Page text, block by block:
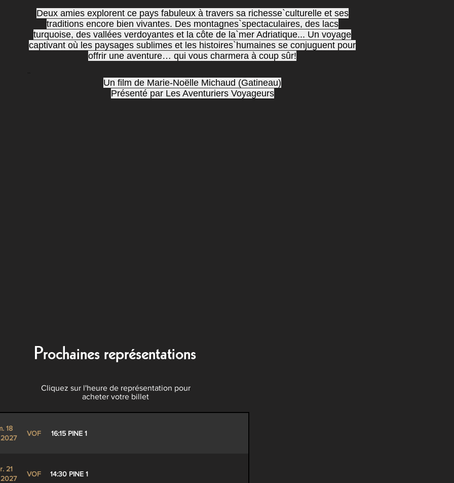
Deux amies explorent ce pays fabuleux à travers sa richesse`culturelle et ses
traditions encore bien vivantes. Des montagnes`spectaculaires, des lacs
turquoise, des vallées verdoyantes et la côte de la`mer Adriatique... Un voyage
captivant où les paysages sublimes et les histoires`humaines se conjuguent pour
offrir une aventure… qui vous charmera à coup sûr!
``
Un film de Marie-Noëlle Michaud (Gatineau)
Présenté par Les Aventuriers Voyageurs
Prochaines représentations
Cliquez sur l'heure de représentation pour
acheter votre billet
18
VOF 16:15 PINE 1
21
VOF 14:30 PINE 1